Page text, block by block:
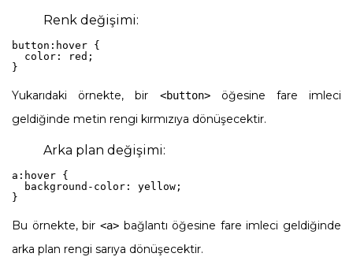
Renk değişimi:
button:hover {
  color: red;
}
Yukarıdaki örnekte, bir <button>öğesine fare imleci
geldiğinde metin rengi kırmızıya dönüşecektir.
Arka plan değişimi:
a:hover {
  background-color: yellow;
}
Bu örnekte, bir <a>bağlantı öğesine fare imleci geldiğinde
arka plan rengi sarıya dönüşecektir.